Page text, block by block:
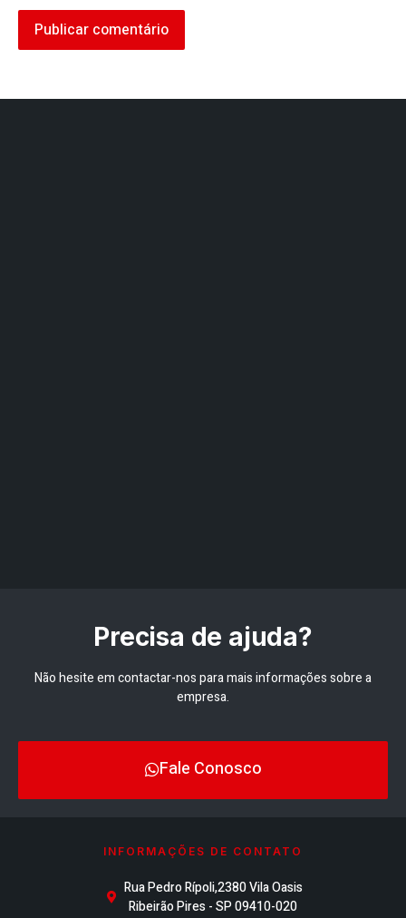
Precisa de ajuda?
Não hesite em contactar-nos para mais informações sobre a
empresa.
Fale Conosco
INFORMAÇÕES DE CONTATO
Rua Pedro Rípoli,2380 Vila Oasis
Ribeirão Pires - SP 09410-020